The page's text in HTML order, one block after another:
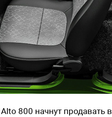
800 начнут продавать в